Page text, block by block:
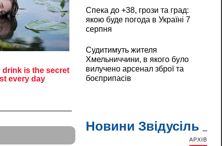
Спека до +38, грози та град:
якою буде погода в Україні 7
серпня
Судитимуть жителя
Хмельниччини, в якого було
вилучено арсенал зброї та
боєприпасів
Новини Звідусіль
АРХІВ